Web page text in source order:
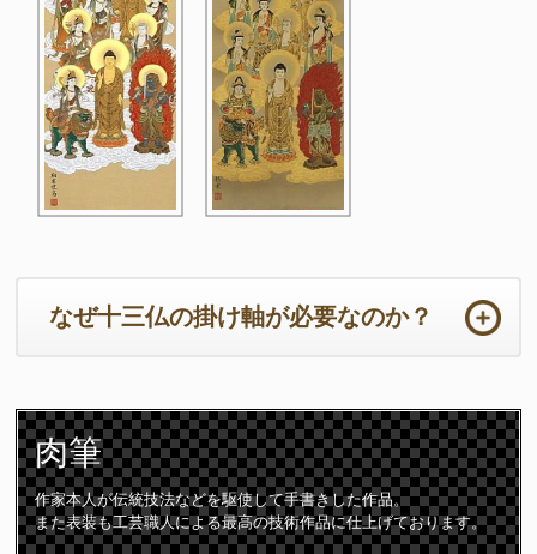
なぜ十三仏の掛け軸が必要なのか？
かと存じます。法要の本来の目的において重要なのは供養するため
のご住職の読経や仏壇です。仏壇周りは一番大切な所となります。
ご住職はじめ参列者が注目される場所となりますので仏壇仏具や床
の間の掛け軸は特に配慮が必要となります。
十三仏の掛け軸は初七日から三十三回忌までの合計「十三回の追善
肉筆
作家本人が伝統技法などを駆使して手書きした作品。
また表装も工芸職人による最高の技術作品に仕上げております。